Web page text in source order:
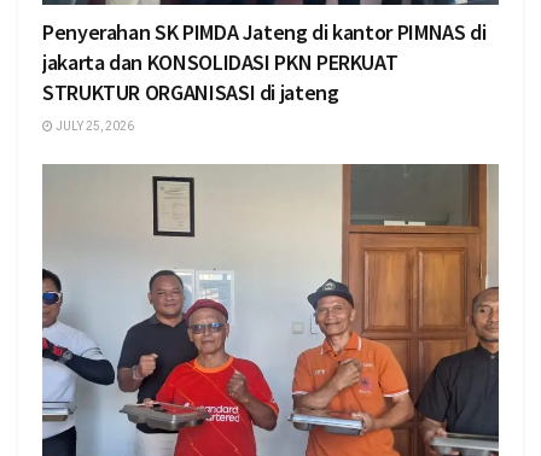
Penyerahan SK PIMDA Jateng di kantor PIMNAS di
jakarta dan KONSOLIDASI PKN PERKUAT
STRUKTUR ORGANISASI di jateng
JULY 25, 2026